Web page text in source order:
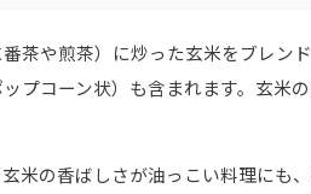
茶や煎茶）に炒った玄米をブレン
プコーン状）も含まれます。玄米
米の香ばしさが油っこい料理にも